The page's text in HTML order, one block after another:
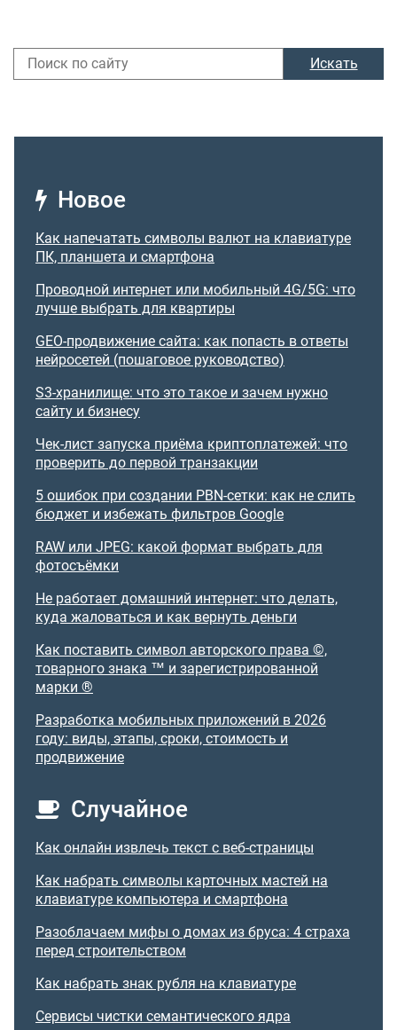
Искать
Новое
Как напечатать символы валют на клавиатуре
ПК, планшета и смартфона
Проводной интернет или мобильный 4G/5G: что
лучше выбрать для квартиры
GEO-продвижение сайта: как попасть в ответы
нейросетей (пошаговое руководство)
S3-хранилище: что это такое и зачем нужно
сайту и бизнесу
Чек-лист запуска приёма криптоплатежей: что
проверить до первой транзакции
5 ошибок при создании PBN-сетки: как не слить
бюджет и избежать фильтров Google
RAW или JPEG: какой формат выбрать для
фотосъёмки
Не работает домашний интернет: что делать,
куда жаловаться и как вернуть деньги
Как поставить символ авторского права ©,
товарного знака ™ и зарегистрированной
марки ®
Разработка мобильных приложений в 2026
году: виды, этапы, сроки, стоимость и
продвижение
Случайное
Как онлайн извлечь текст с веб-страницы
Как набрать символы карточных мастей на
клавиатуре компьютера и смартфона
Разоблачаем мифы о домах из бруса: 4 страха
перед строительством
Как набрать знак рубля на клавиатуре
Сервисы чистки семантического ядра